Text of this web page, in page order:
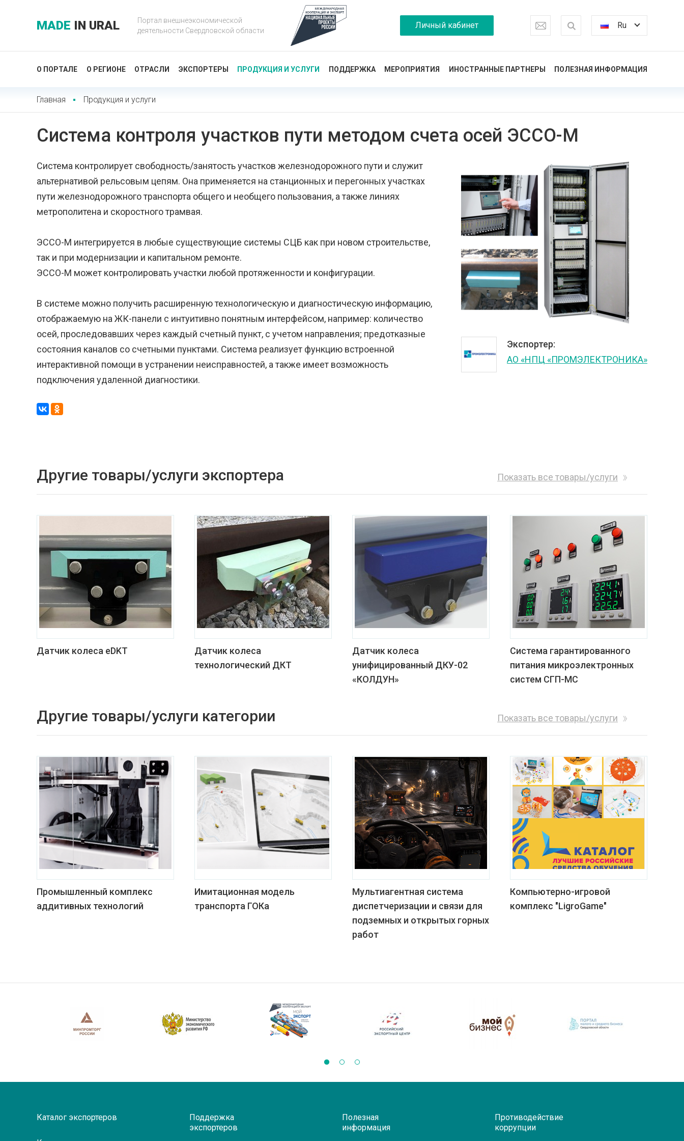
MADE IN URAL
Портал внешнеэкономической
деятельности Свердловской области
Личный кабинет Ru
О ПОРТАЛЕ О РЕГИОНЕ ОТРАСЛИ ЭКСПОРТЕРЫ ПРОДУКЦИЯ И УСЛУГИ ПОДДЕРЖКА МЕРОПРИЯТИЯ ИНОСТРАННЫЕ ПАРТНЕРЫ ПОЛЕЗНАЯ ИНФОРМАЦИЯ
Главная Продукция и услуги
Система контроля участков пути методом счета осей ЭССО-М
Экспортер:
АО «НПЦ «ПРОМЭЛЕКТРОНИКА»
Система контролирует свободность/занятость участков железнодорожного пути и служит
альтернативой рельсовым цепям. Она применяется на станционных и перегонных участках
пути железнодорожного транспорта общего и необщего пользования, а также линиях
метрополитена и скоростного трамвая.
ЭССО-М интегрируется в любые существующие системы СЦБ как при новом строительстве,
так и при модернизации и капитальном ремонте.
ЭССО-М может контролировать участки любой протяженности и конфигурации.
В системе можно получить расширенную технологическую и диагностическую информацию,
отображаемую на ЖК-панели с интуитивно понятным интерфейсом, например: количество
осей, проследовавших через каждый счетный пункт, с учетом направления; предотказные
состояния каналов со счетными пунктами. Система реализует функцию встроенной
интерактивной помощи в устранении неисправностей, а также имеет возможность
подключения удаленной диагностики.
Другие товары/услуги экспортера Показать все товары/услуги
Датчик колеса eDKT
Датчик колеса
технологический ДКТ
Датчик колеса
унифицированный ДКУ-02
«КОЛДУН»
Система гарантированного
питания микроэлектронных
систем СГП-МС
Другие товары/услуги категории Показать все товары/услуги
Промышленный комплекс
аддитивных технологий
Имитационная модель
транспорта ГОКа
Мультиагентная система
диспетчеризации и связи для
подземных и открытых горных
работ
Компьютерно-игровой
комплекс "LigroGame"
Каталог экспортеров
Поддержка
экспортеров
Полезная
информация
Противодействие
коррупции